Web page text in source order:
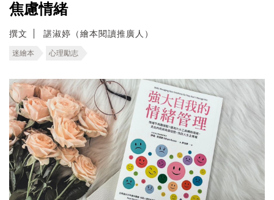
焦慮情緒
撰文 諶淑婷（繪本閱讀推廣人）
迷繪本 心理勵志